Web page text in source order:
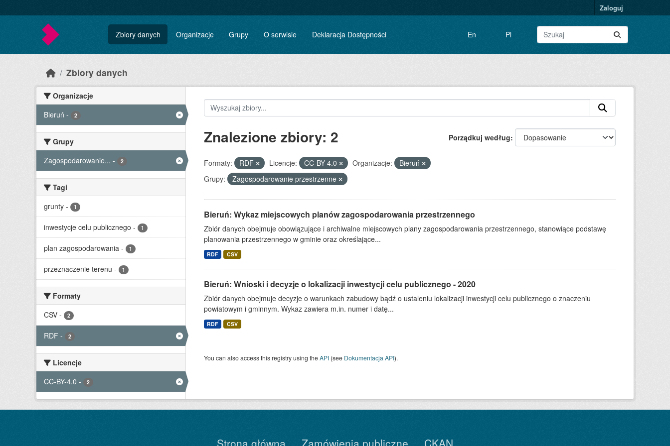
Zaloguj
Zbiory danych Organizacje Grupy O serwisie Deklaracja Dostępności En Pl
Zbiory danych
Organizacje
Bieruń - 2
Grupy
Zagospodarowanie... - 2
Tagi
grunty - 1
inwestycje celu publicznego - 1
plan zagospodarowania - 1
przeznaczenie terenu - 1
Formaty
CSV - 2
RDF - 2
Licencje
CC-BY-4.0 - 2
Porządkuj według
Znalezione zbiory: 2
Formaty: RDF Licencje: CC-BY-4.0 Organizacje:
Bieruń
Grupy:
Zagospodarowanie przestrzenne
Bieruń: Wykaz miejscowych planów zagospodarowania przestrzennego
Zbiór danych obejmuje obowiązujące i archiwalne miejscowych plany zagospodarowania przestrzennego, stanowiące podstawę
planowania przestrzennego w gminie oraz określające...
RDF CSV
Bieruń: Wnioski i decyzje o lokalizacji inwestycji celu publicznego - 2020
Zbiór danych obejmuje decyzje o warunkach zabudowy bądź o ustaleniu lokalizacji inwestycji celu publicznego o znaczeniu
powiatowym i gminnym. Wykaz zawiera m.in. numer i datę...
RDF CSV
You can also access this registry using theAPI(see Dokumentacja API).
Strona główna Zamówienia publiczne CKAN